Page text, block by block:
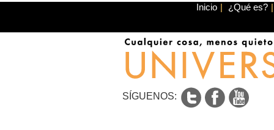
Inicio | ¿Qué es? |
SÍGUENOS: